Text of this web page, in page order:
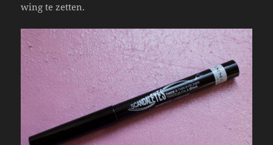
wing te zetten.